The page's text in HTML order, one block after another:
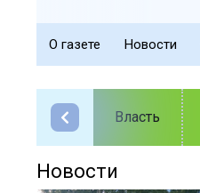
О газете Новости
Власть
Новости